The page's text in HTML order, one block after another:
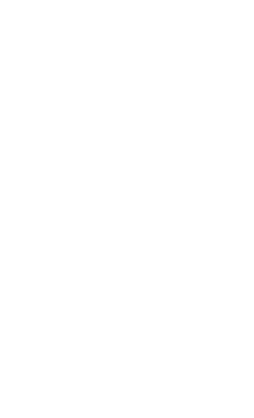
Реалии
И Способы Применения
Препарата На Кожу
Последствия
Внешний Вид